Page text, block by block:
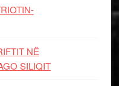
NË
SILIQIT